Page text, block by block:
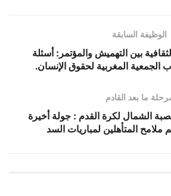
الوظيفة السابقة
بين التهميش والمؤتمر: أسئلة
الجمعية المغربية لحقوق الإنسان.
ما بعد القادم
الشمال لكرة القدم : جولة أخيرة
المتأهلين لمباريات السد